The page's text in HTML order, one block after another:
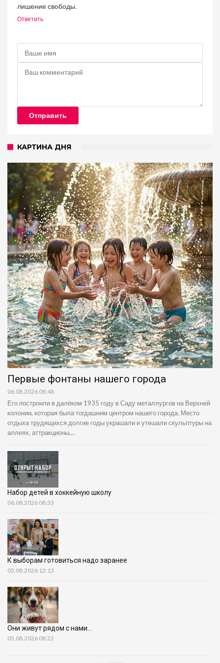
лишение свободы.
Ответить
Отправить
КАРТИНА ДНЯ
Первые фонтаны нашего города
06.08.2026 08:48
Его построили в далёком 1935 году в Саду металлургов на Верхней
колонии, которая была тогдашним центром нашего города. Место
отдыха трудящихся долгие годы украшали и утешали скульптуры на
аллеях, аттракционы,...
Набор детей в хоккейную школу
06.08.2026 08:33
К выборам готовиться надо заранее
05.08.2026 12:13
Они живут рядом с нами…
05.08.2026 08:22